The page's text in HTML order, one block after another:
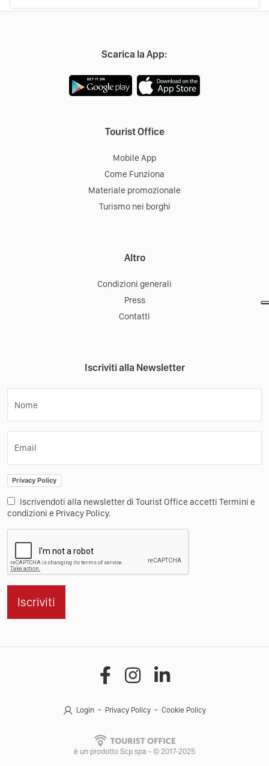
Scarica la App:
Tourist Office
Mobile App
Come Funziona
Materiale promozionale
Turismo nei borghi
Altro
Condizioni generali
Press
Contatti
Iscriviti alla Newsletter
Nome
Email
Privacy Policy
Iscrivendoti alla newsletter di Tourist Office accetti Termini e
condizioni e Privacy Policy.
Iscriviti
Login Privacy Policy Cookie Policy
è un prodotto Scp spa - © 2017-2025